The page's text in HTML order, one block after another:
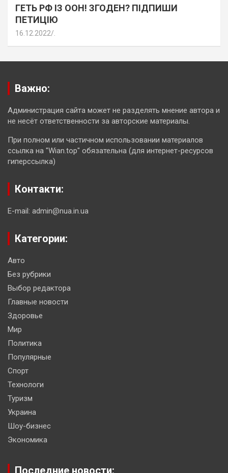
ГЕТЬ РФ ІЗ ООН! ЗГОДЕН? ПІДПИШИ
ПЕТИЦІЮ
16.12.2022
Важно:
Администрация сайта может не разделять мнение автора и
не несёт ответственности за авторские материалы.
При полном или частичном использовании материалов
ссылка на "Wian.top" обязательна (для интернет-ресурсов
гиперссылка)
Контакти:
E-mail: admin@nua.in.ua
Категории:
Авто
Без рубрики
Выбор редактора
Главные новости
Здоровье
Мир
Политика
Популярные
Спорт
Технологи
Туризм
Украина
Шоу-бизнес
Экономика
Последние новости: